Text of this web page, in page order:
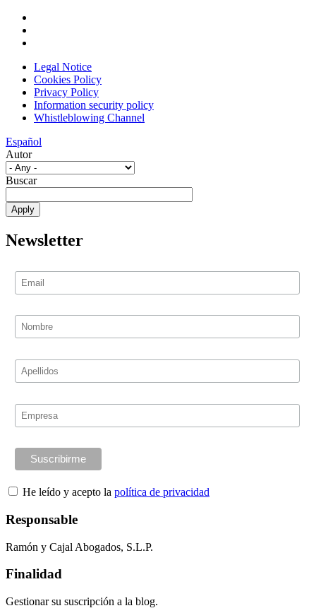
Legal Notice
Cookies Policy
Privacy Policy
Information security policy
Whistleblowing Channel
Español
Autor
Buscar
Newsletter
He leído y acepto la política de privacidad
Responsable
Ramón y Cajal Abogados, S.L.P.
Finalidad
Gestionar su suscripción a la blog.